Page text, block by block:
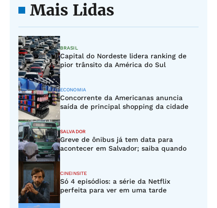
Mais Lidas
BRASIL
Capital do Nordeste lidera ranking de
pior trânsito da América do Sul
ECONOMIA
Concorrente da Americanas anuncia
saída de principal shopping da cidade
SALVADOR
Greve de ônibus já tem data para
acontecer em Salvador; saiba quando
CINEINSITE
Só 4 episódios: a série da Netflix
perfeita para ver em uma tarde